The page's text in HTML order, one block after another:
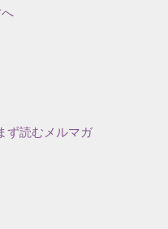
ず読むメルマガ